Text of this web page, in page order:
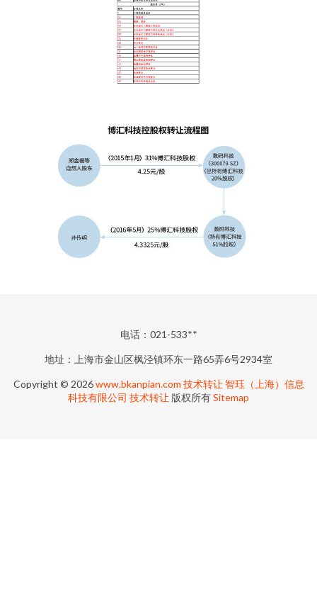
电话：021-533**
地址：上海市金山区枫泾镇环东一路65弄6号2934室
Copyright © 2026www.bkanpian.com 技术转让 智珏（上海）信息
科技有限公司 技术转让 版权所有Sitemap